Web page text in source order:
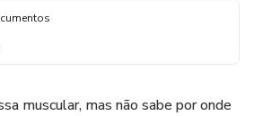
muscular, mas não sabe por onde